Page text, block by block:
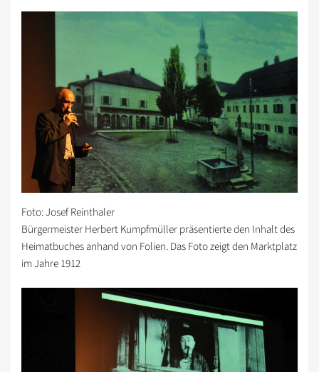
Foto: Josef Reinthaler
Bürgermeister Herbert Kumpfmüller präsentierte den Inhalt des
Heimatbuches anhand von Folien. Das Foto zeigt den Marktplatz
im Jahre 1912